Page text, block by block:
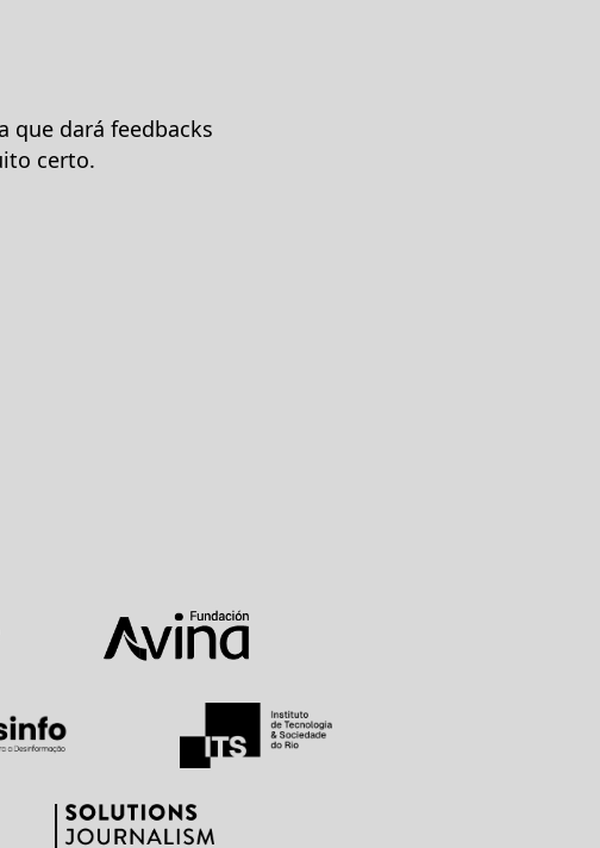
que dará feedbacks
certo.